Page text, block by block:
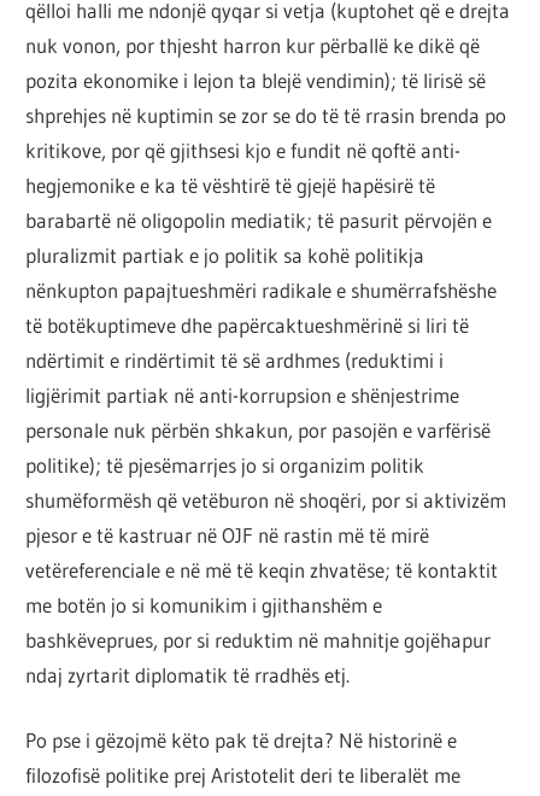
qëlloi halli me ndonjë qyqar si vetja (kuptohet që e drejta
nuk vonon, por thjesht harron kur përballë ke dikë që
pozita ekonomike i lejon ta blejë vendimin); të lirisë së
shprehjes në kuptimin se zor se do të të rrasin brenda po
kritikove, por që gjithsesi kjo e fundit në qoftë anti-
hegjemonike e ka të vështirë të gjejë hapësirë të
barabartë në oligopolin mediatik; të pasurit përvojën e
pluralizmit partiak e jo politik sa kohë politikja
nënkupton papajtueshmëri radikale e shumërrafshëshe
të botëkuptimeve dhe papërcaktueshmërinë si liri të
ndërtimit e rindërtimit të së ardhmes (reduktimi i
ligjërimit partiak në anti-korrupsion e shënjestrime
personale nuk përbën shkakun, por pasojën e varfërisë
politike); të pjesëmarrjes jo si organizim politik
shumëformësh që vetëburon në shoqëri, por si aktivizëm
pjesor e të kastruar në OJF në rastin më të mirë
vetëreferenciale e në më të keqin zhvatëse; të kontaktit
me botën jo si komunikim i gjithanshëm e
bashkëveprues, por si reduktim në mahnitje gojëhapur
ndaj zyrtarit diplomatik të rradhës etj.
Po pse i gëzojmë këto pak të drejta? Në historinë e
filozofisë politike prej Aristotelit deri te liberalët me